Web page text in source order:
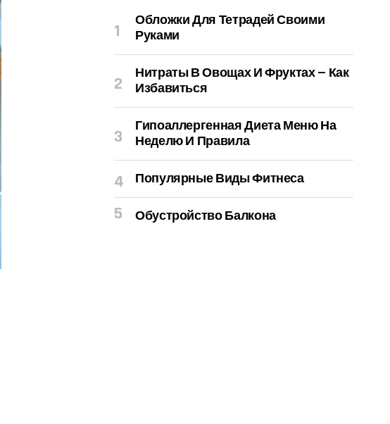
Обложки Для Тетрадей Своими
Руками
Нитраты В Овощах И Фруктах — Как
Избавиться
Гипоаллергенная Диета Меню На
Неделю И Правила
Популярные Виды Фитнеса
Обустройство Балкона